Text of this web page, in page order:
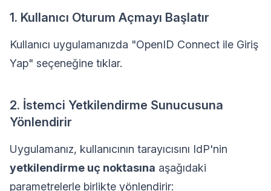
1. Kullanıcı Oturum Açmayı Başlatır
Kullanıcı uygulamanızda "OpenID Connect ile Giriş
Yap" seçeneğine tıklar.
2. İstemci Yetkilendirme Sunucusuna
Yönlendirir
Uygulamanız, kullanıcının tarayıcısını IdP'nin
yetkilendirme uç noktasına aşağıdaki
parametrelerle birlikte yönlendirir: